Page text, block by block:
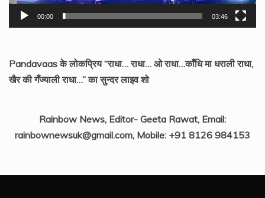
00:00 03:46
Pandavaas के लोकप्रिय “राधा… राधा… ओ राधा…काँधि मा धराली राधा,
खैर की गँज्याली राधा…” का सुन्दर लाइव शो
Rainbow News, Editor- Geeta Rawat, Email:
rainbownewsuk@gmail.com, Mobile: +91 8126 984153